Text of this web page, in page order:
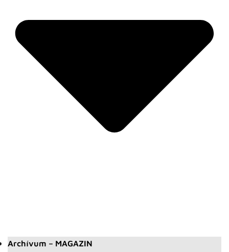
Archívum – MAGAZIN